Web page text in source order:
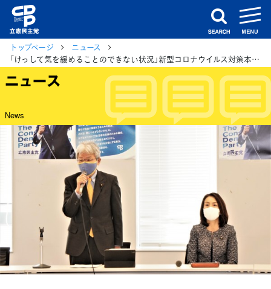
search
トップページ
ニュース
「けっして気を緩めることのできない状況」新型コロナウイルス対策本部でヒアリング
ニュース
News